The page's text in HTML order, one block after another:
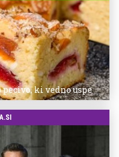
ki vedno uspe